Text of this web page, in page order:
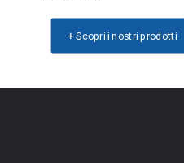
Scopri i nostri prodotti